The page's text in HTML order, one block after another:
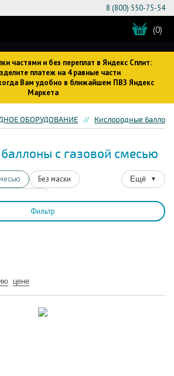
частями и без переплат в Яндекс Сплит:
платеж на 4 равные части
Вам удобно в ближайшем ПВЗ Яндекс
Маркета
8 (800) 550-75-54
(0)
ОБОРУДОВАНИЕ Кислородные
с газовой смесью
Без маски
Для водителей
При ХОБЛ
Ещё ▼
Фильтр
цене